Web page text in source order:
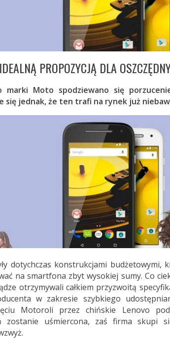
PROPOZYCJĄ DLA
marki Moto spodziewano się
się jednak, że ten trafi na rynek już
dotychczas konstrukcjami budżetowymi,
na smartfona zbyt wysokiej sumy. Co
otrzymywali całkiem przyzwoitą
w zakresie szybkiego
Motoroli przez chińskie Lenovo
zostanie uśmiercona, zaś firma skupi